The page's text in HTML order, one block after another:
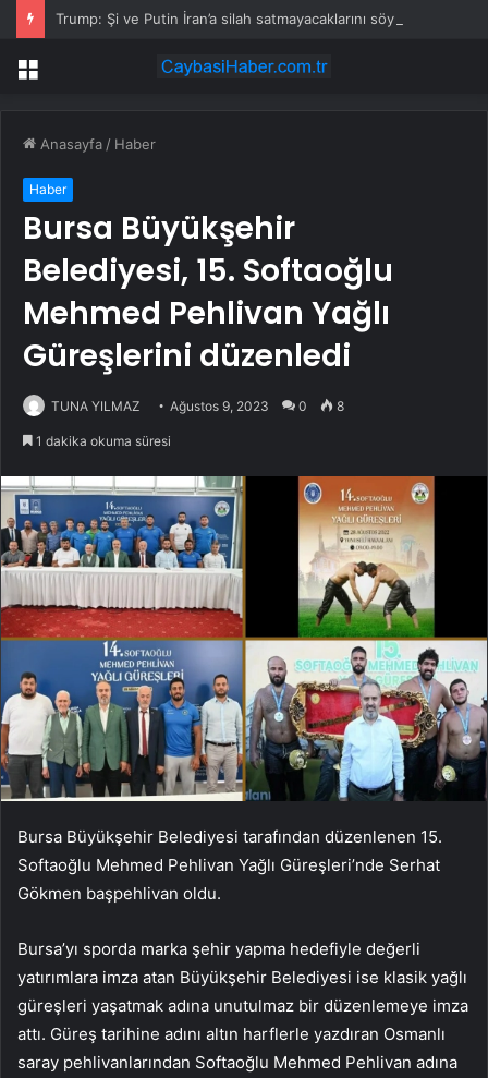
Trump: Şi ve Putin İran’a silah satmayacaklarını söyledi
Menü
Anasayfa / Haber
Haber
Bursa Büyükşehir
Belediyesi, 15. Softaoğlu
Mehmed Pehlivan Yağlı
Güreşlerini düzenledi
TUNA YILMAZ Ağustos 9, 2023 0 8
1 dakika okuma süresi
Bursa Büyükşehir Belediyesi tarafından düzenlenen 15.
Softaoğlu Mehmed Pehlivan Yağlı Güreşleri’nde Serhat
Gökmen başpehlivan oldu.
Bursa’yı sporda marka şehir yapma hedefiyle değerli
yatırımlara imza atan Büyükşehir Belediyesi ise klasik yağlı
güreşleri yaşatmak adına unutulmaz bir düzenlemeye imza
attı. Güreş tarihine adını altın harflerle yazdıran Osmanlı
saray pehlivanlarından Softaoğlu Mehmed Pehlivan adına